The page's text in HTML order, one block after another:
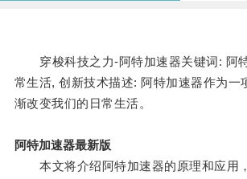
穿梭科技之力-阿特加速器关键词: 阿
常生活, 创新技术描述: 阿特加速器作为一
渐改变我们的日常生活。
阿特加速器最新版
本文将介绍阿特加速器的原理和应用